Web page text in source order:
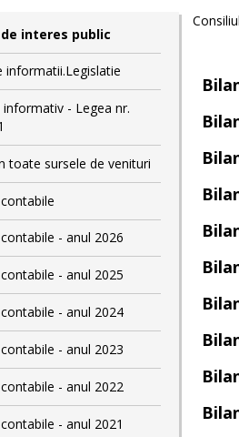
interes public
informatii.Legislatie
informativ - Legea nr.
toate sursele de venituri
- anul 2026
- anul 2025
- anul 2024
- anul 2023
- anul 2022
- anul 2021